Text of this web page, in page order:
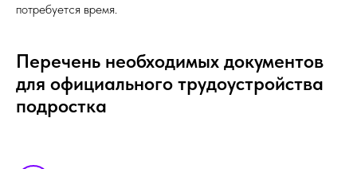
потребуется время.
Перечень необходимых документов
для официального трудоустройства
подростка